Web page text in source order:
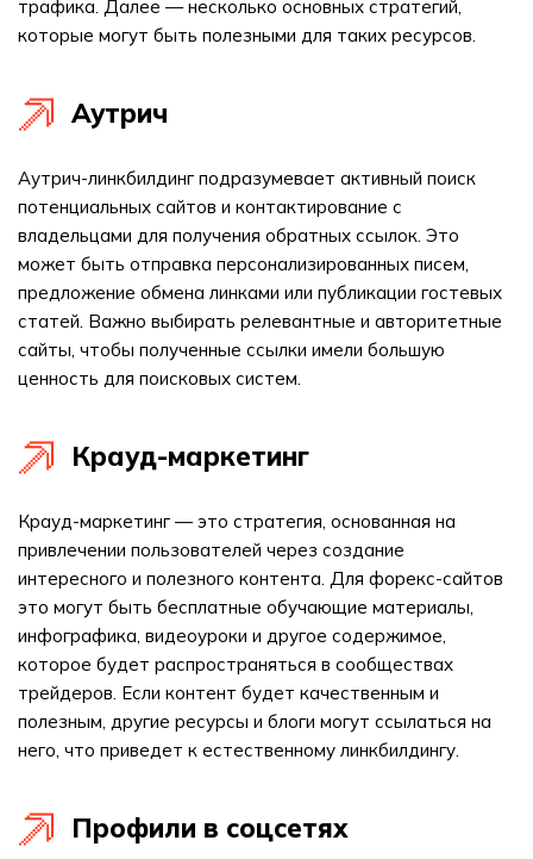
трафика. Далее — несколько основных стратегий,
которые могут быть полезными для таких ресурсов.
Аутрич
Аутрич-линкбилдинг подразумевает активный поиск
потенциальных сайтов и контактирование с
владельцами для получения обратных ссылок. Это
может быть отправка персонализированных писем,
предложение обмена линками или публикации гостевых
статей. Важно выбирать релевантные и авторитетные
сайты, чтобы полученные ссылки имели большую
ценность для поисковых систем.
Крауд-маркетинг
Крауд-маркетинг — это стратегия, основанная на
привлечении пользователей через создание
интересного и полезного контента. Для форекс-сайтов
это могут быть бесплатные обучающие материалы,
инфографика, видеоуроки и другое содержимое,
которое будет распространяться в сообществах
трейдеров. Если контент будет качественным и
полезным, другие ресурсы и блоги могут ссылаться на
него, что приведет к естественному линкбилдингу.
Профили в соцсетях